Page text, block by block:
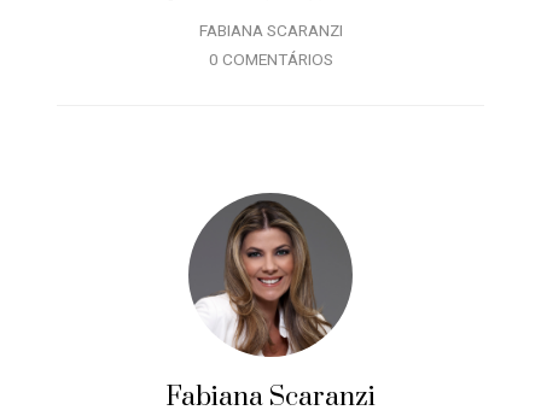
FABIANA SCARANZI
0 COMENTÁRIOS
Fabiana Scaranzi